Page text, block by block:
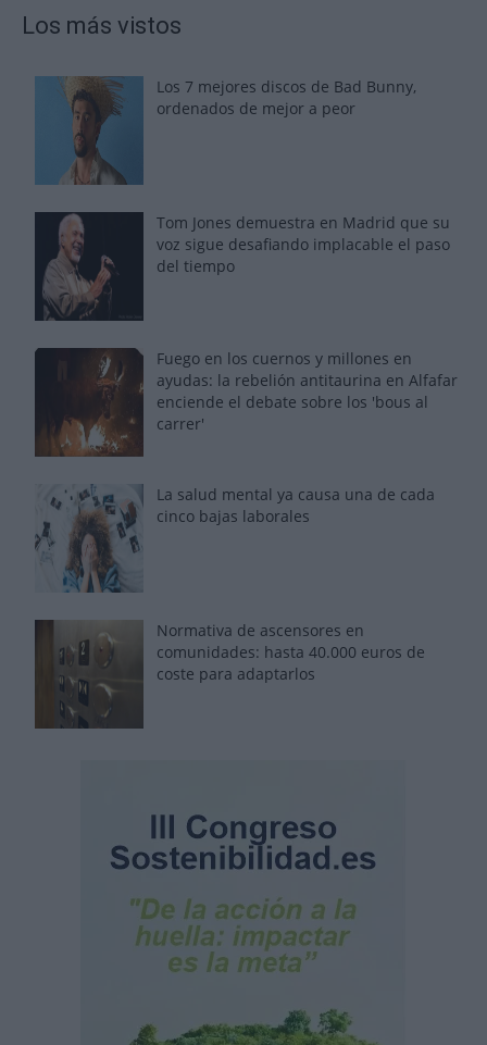
Los más vistos
Los 7 mejores discos de Bad Bunny,
ordenados de mejor a peor
Tom Jones demuestra en Madrid que su
voz sigue desafiando implacable el paso
del tiempo
Fuego en los cuernos y millones en
ayudas: la rebelión antitaurina en Alfafar
enciende el debate sobre los 'bous al
carrer'
La salud mental ya causa una de cada
cinco bajas laborales
Normativa de ascensores en
comunidades: hasta 40.000 euros de
coste para adaptarlos